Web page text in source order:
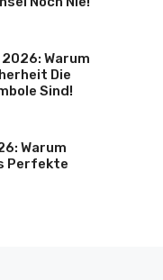
Warum
Die
Sind!
Warum
Perfekte